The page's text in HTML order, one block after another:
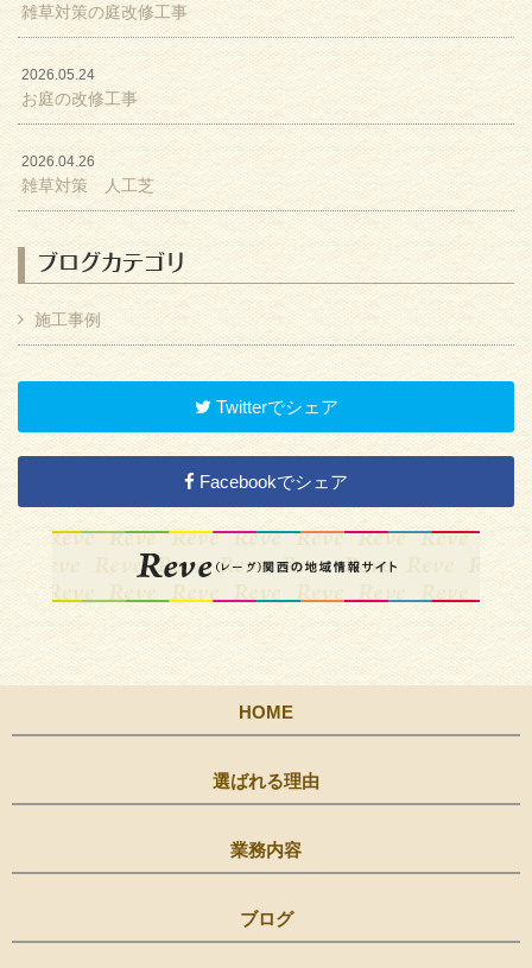
雑草対策の庭改修工事
2026.05.24
お庭の改修工事
2026.04.26
雑草対策 人工芝
ブログカテゴリ
施工事例
Twitterでシェア
Facebookでシェア
HOME
選ばれる理由
業務内容
ブログ